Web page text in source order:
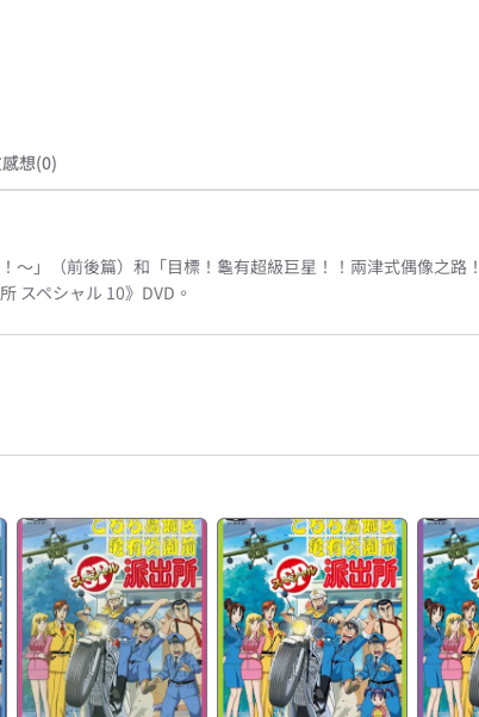
想(0)
～」（前後篇）和「目標！龜有超級巨星！！兩津式偶像之路
スペシャル 10》DVD。